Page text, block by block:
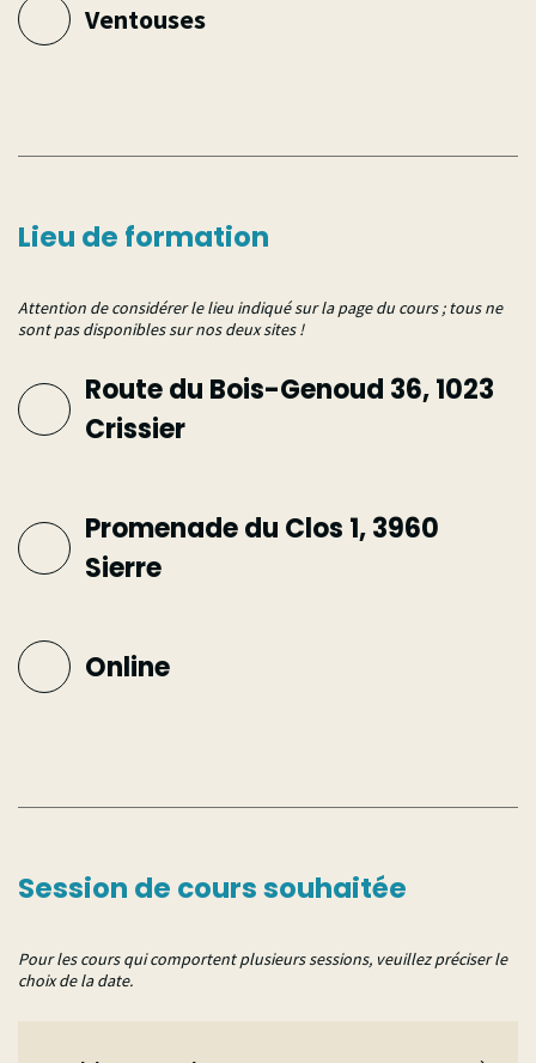
Ventouses
Lieu de formation
Attention de considérer le lieu indiqué sur la page du cours ; tous ne
sont pas disponibles sur nos deux sites !
Route du Bois-Genoud 36, 1023
Crissier
Promenade du Clos 1, 3960
Sierre
Online
Session de cours souhaitée
Pour les cours qui comportent plusieurs sessions, veuillez préciser le
choix de la date.